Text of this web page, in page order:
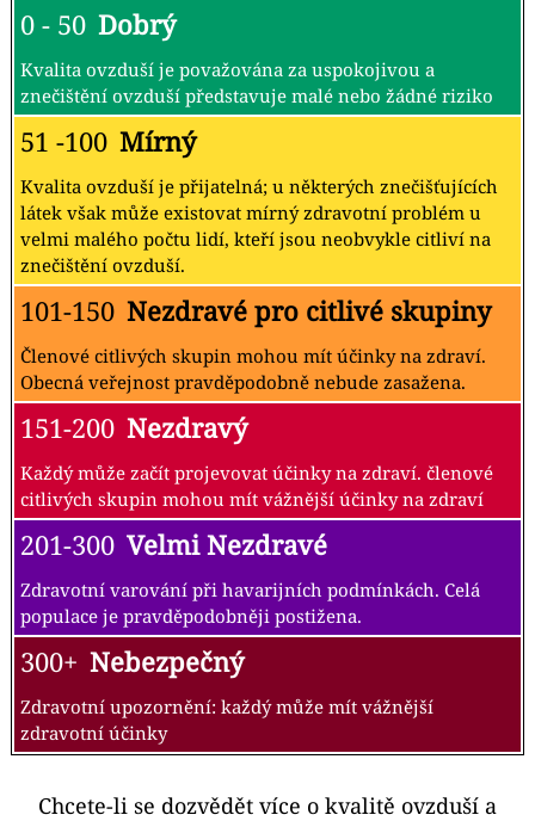
0 - 50 Dobrý
Kvalita ovzduší je považována za uspokojivou a
znečištění ovzduší představuje malé nebo žádné riziko
51 -100 Mírný
Kvalita ovzduší je přijatelná; u některých znečišťujících
látek však může existovat mírný zdravotní problém u
velmi malého počtu lidí, kteří jsou neobvykle citliví na
znečištění ovzduší.
101-150 Nezdravé pro citlivé skupiny
Členové citlivých skupin mohou mít účinky na zdraví.
Obecná veřejnost pravděpodobně nebude zasažena.
151-200 Nezdravý
Každý může začít projevovat účinky na zdraví. členové
citlivých skupin mohou mít vážnější účinky na zdraví
201-300 Velmi Nezdravé
Zdravotní varování při havarijních podmínkách. Celá
populace je pravděpodobněji postižena.
300+ Nebezpečný
Zdravotní upozornění: každý může mít vážnější
zdravotní účinky
Chcete-li se dozvědět více o kvalitě ovzduší a